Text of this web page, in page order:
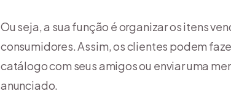
Ou seja, a sua função é organizar os itens
consumidores. Assim, os clientes podem
catálogo com seus amigos ou enviar uma
anunciado.